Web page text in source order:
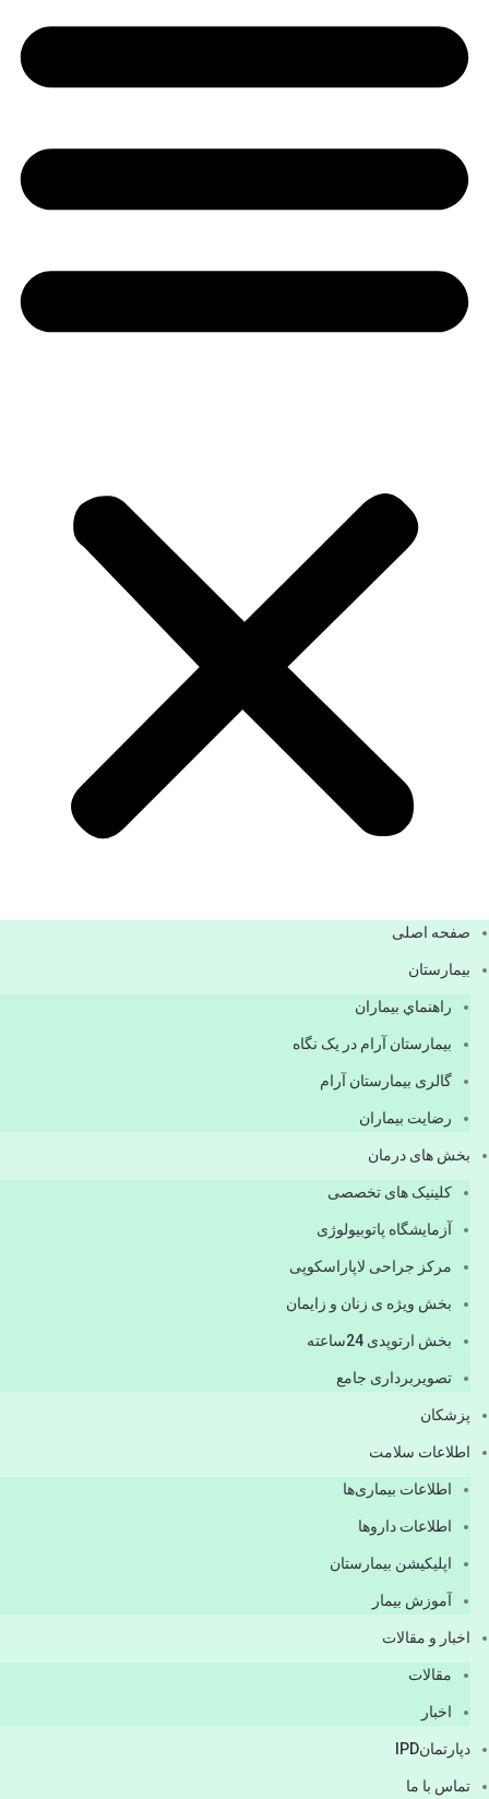
صفحه اصلی
بيمارستان
راهنماي بیماران
بیمارستان آرام در یک نگاه
گالری بیمارستان آرام
رضایت بیماران
بخش های درمان
کلینیک های تخصصی
آزمایشگاه پاتوبیولوژی
مرکز جراحی لاپاراسکوپی
بخش ویژه ی زنان و زایمان
بخش ارتوپدی 24ساعته
تصویربرداری جامع
پزشكان
اطلاعات سلامت
اطلاعات بیماری‌ها
اطلاعات دارو‌ها
اپليكيشن بيمارستان
آموزش بیمار
اخبار و مقالات
مقالات
اخبار
دپارتمانIPD
تماس با ما